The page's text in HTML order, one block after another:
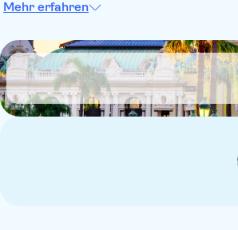
Mehr erfahren
DSA1Monte Carlo Casino